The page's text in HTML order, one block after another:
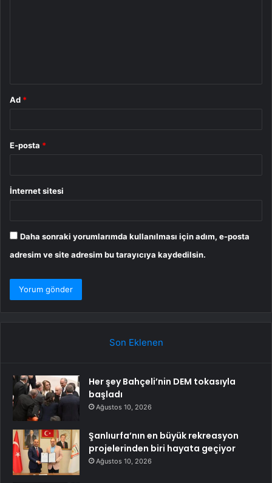
Ad *
E-posta *
İnternet sitesi
Daha sonraki yorumlarımda kullanılması için adım, e-posta
adresim ve site adresim bu tarayıcıya kaydedilsin.
Son Eklenen
Her şey Bahçeli’nin DEM tokasıyla
başladı
Ağustos 10, 2026
Şanlıurfa’nın en büyük rekreasyon
projelerinden biri hayata geçiyor
Ağustos 10, 2026